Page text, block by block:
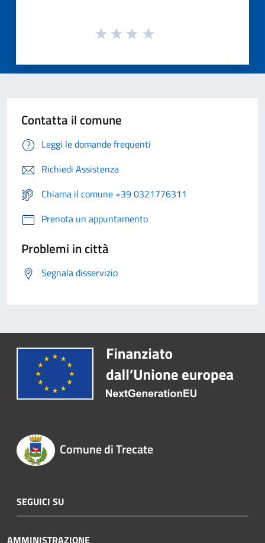
Contatta il comune
Leggi le domande frequenti
Richiedi Assistenza
Chiama il comune +39 0321776311
Prenota un appuntamento
Problemi in città
Segnala disservizio
Comune di Trecate
SEGUICI SU
AMMINISTRAZIONE